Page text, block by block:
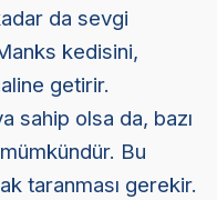
da sevgi
kedisini,
getirir.
sahip olsa da, bazı
Bu
taranması gerekir.